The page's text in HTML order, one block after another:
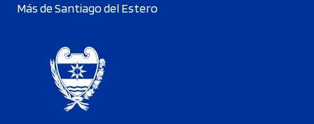
Más de Santiago del Estero